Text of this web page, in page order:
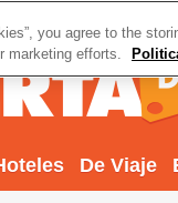
De Viaje
you agree to the
marketing efforts.